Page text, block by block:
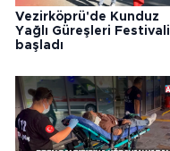
Vezirköprü'de Kunduz
Yağlı Güreşleri Festivali
başladı